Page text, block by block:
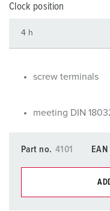
Clock position
screw terminals
meeting DIN
Part no. 4101 EAN